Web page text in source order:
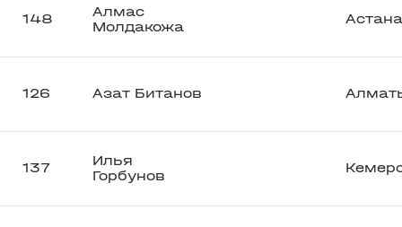
148
Алмас
Молдакожа
Астана
126 Азат Битанов
137
Илья
Горбунов